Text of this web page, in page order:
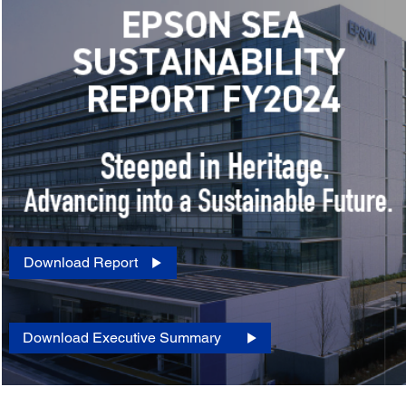
Download Report
Download Executive Summary